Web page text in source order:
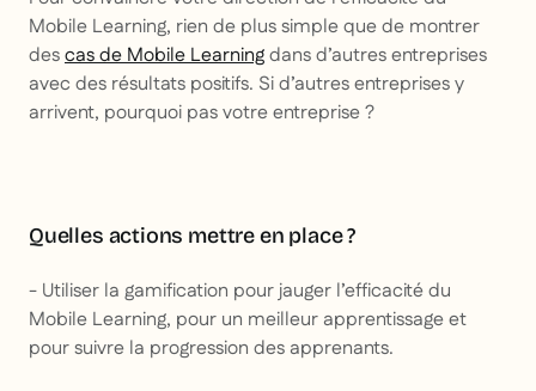
Mobile Learning, rien de plus simple que de montrer
descas de Mobile Learningdans d’autres entreprises
avec des résultats positifs. Si d’autres entreprises y
arrivent, pourquoi pas votre entreprise ?
Quelles actions mettre en place ?
- Utiliser la gamification pour jauger l’efficacité du
Mobile Learning, pour un meilleur apprentissage et
pour suivre la progression des apprenants.